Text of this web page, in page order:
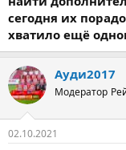
сегодня их
хватило ещё
Ауди2017
Модератор
02.10.2021